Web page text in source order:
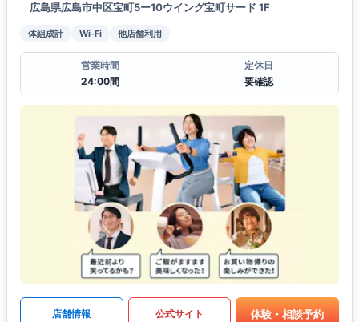
広島県広島市中区宝町5ー10ウイング宝町サード 1F
体組成計 Wi-Fi 他店舗利用
営業時間
24:00間
定休日
要確認
店舗情報 公式サイト 体験・相談予約